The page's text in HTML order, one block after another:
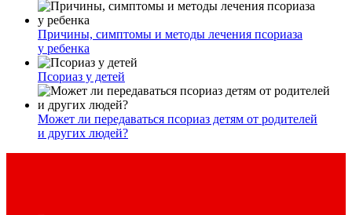
Причины, симптомы и методы лечения псориаза
у ребенка
Псориаз у детей
Может ли передаваться псориаз детям от родителей
и других людей?